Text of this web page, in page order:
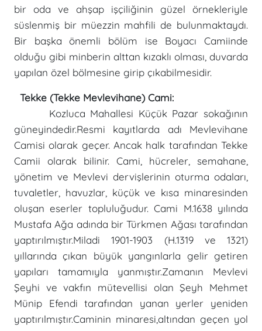
bir oda ve ahşap işçiliğinin güzel örnekleriyle
süslenmiş bir müezzin mahfili de bulunmaktaydı.
Bir başka önemli bölüm ise Boyacı Camiinde
olduğu gibi minberin alttan kızaklı olması, duvarda
yapılan özel bölmesine girip çıkabilmesidir.
Tekke (Tekke Mevlevihane) Cami:
Kozluca Mahallesi Küçük Pazar sokağının
güneyindedir.Resmi kayıtlarda adı Mevlevihane
Camisi olarak geçer. Ancak halk tarafından Tekke
Camii olarak bilinir. Cami, hücreler, semahane,
yönetim ve Mevlevi dervişlerinin oturma odaları,
tuvaletler, havuzlar, küçük ve kısa minaresinden
oluşan eserler topluluğudur. Cami M.1638 yılında
Mustafa Ağa adında bir Türkmen Ağası tarafından
yaptırılmıştır.Miladi 1901-1903 (H.1319 ve 1321)
yıllarında çıkan büyük yangınlarla gelir getiren
yapıları tamamıyla yanmıştır.Zamanın Mevlevi
Şeyhi ve vakfın mütevellisi olan Şeyh Mehmet
Münip Efendi tarafından yanan yerler yeniden
yaptırılmıştır.Caminin minaresi,altından geçen yol